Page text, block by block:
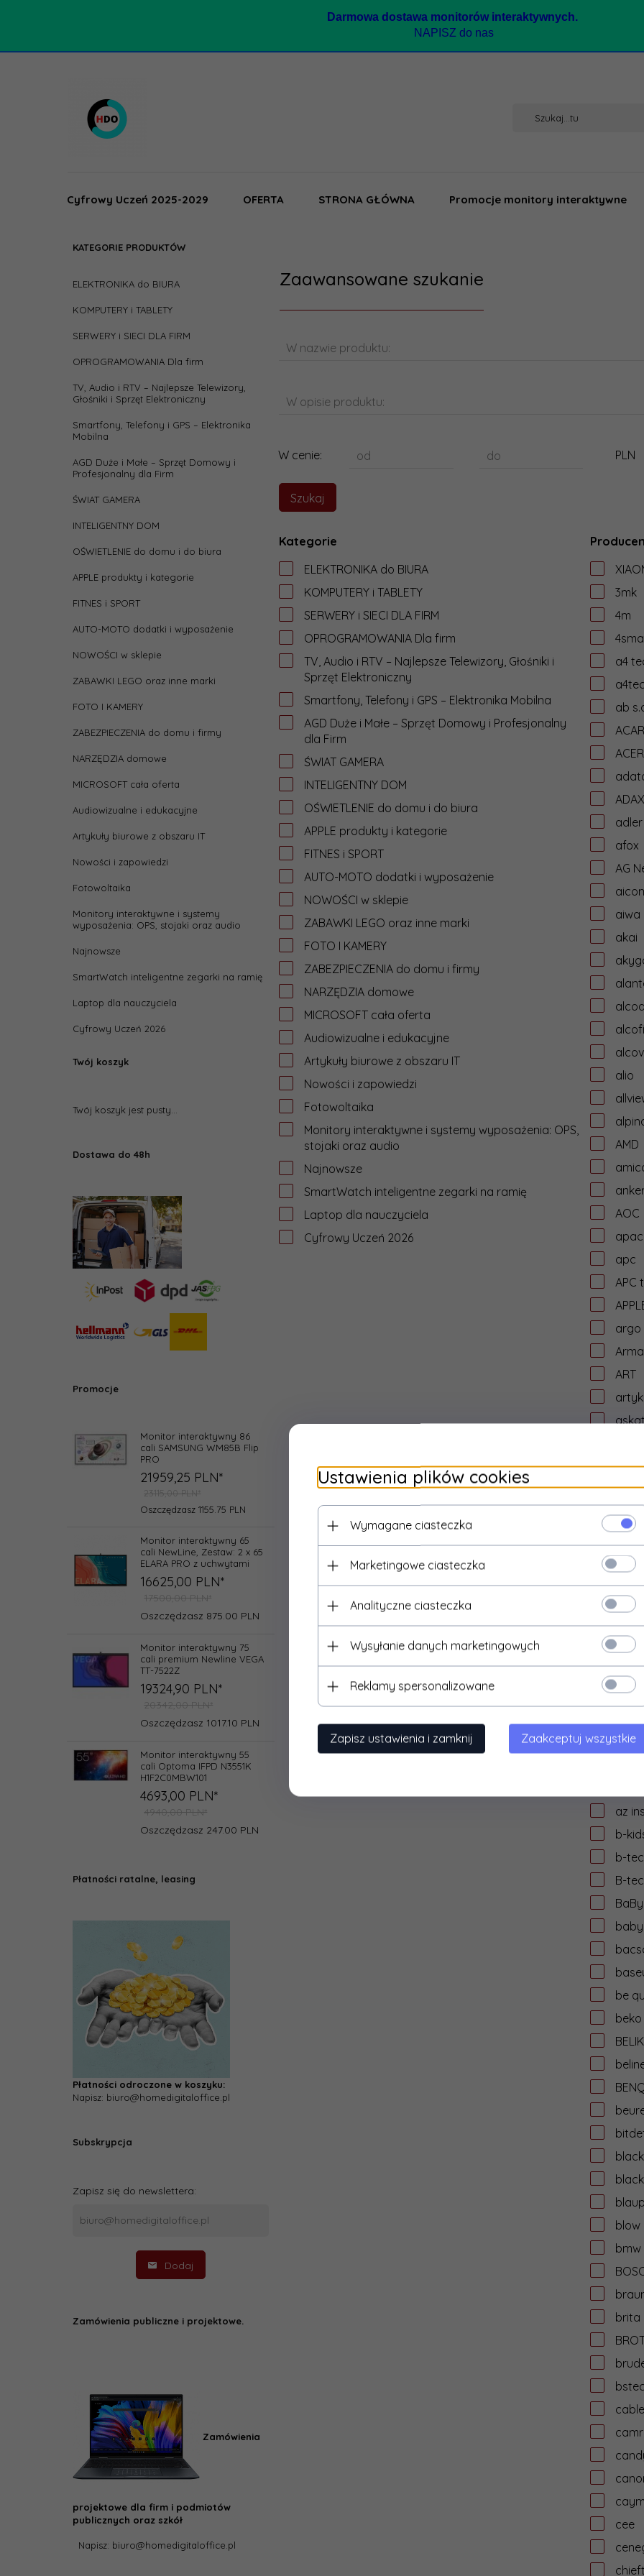
Darmowa dostawa monitorów interaktywnych.
NAPISZ do nas
Cyfrowy Uczeń 2025-2029 OFERTA STRONA GŁÓWNA Promocje monitory interaktywne
KATEGORIE PRODUKTÓW
ELEKTRONIKA do BIURA
KOMPUTERY i TABLETY
SERWERY i SIECI DLA FIRM
OPROGRAMOWANIA Dla firm
TV, Audio i RTV – Najlepsze Telewizory,
Głośniki i Sprzęt Elektroniczny
Smartfony, Telefony i GPS – Elektronika
Mobilna
AGD Duże i Małe – Sprzęt Domowy i
Profesjonalny dla Firm
ŚWIAT GAMERA
INTELIGENTNY DOM
OŚWIETLENIE do domu i do biura
APPLE produkty i kategorie
FITNES i SPORT
AUTO-MOTO dodatki i wyposażenie
NOWOŚCI w sklepie
ZABAWKI LEGO oraz inne marki
FOTO I KAMERY
ZABEZPIECZENIA do domu i firmy
NARZĘDZIA domowe
MICROSOFT cała oferta
Audiowizualne i edukacyjne
Artykuły biurowe z obszaru IT
Nowości i zapowiedzi
Fotowoltaika
Monitory interaktywne i systemy
wyposażenia: OPS, stojaki oraz audio
Najnowsze
SmartWatch inteligentne zegarki na ramię
Laptop dla nauczyciela
Cyfrowy Uczeń 2026
Twój koszyk
Twój koszyk jest pusty...
Dostawa do 48h
Promocje
Monitor interaktywny 86
cali SAMSUNG WM85B Flip
PRO
21959,25 PLN*
23115,00 PLN*
Oszczędzasz 1155.75 PLN
Monitor interaktywny 65
cali NewLine, Zestaw: 2 x 65
ELARA PRO z uchwytami
16625,00 PLN*
17500,00 PLN*
Oszczędzasz 875.00 PLN
Monitor interaktywny 75
cali premium Newline VEGA
TT-7522Z
19324,90 PLN*
20342,00 PLN*
Oszczędzasz 1017.10 PLN
Monitor interaktywny 55
cali Optoma IFPD N3551K
H1F2C0MBW101
4693,00 PLN*
4940,00 PLN*
Oszczędzasz 247.00 PLN
Płatności ratalne, leasing
Płatności odroczone w koszyku:
Napisz: biuro@homedigitaloffice.pl
Subskrypcja
Zapisz się do newslettera:
Dodaj
Zamówienia publiczne i projektowe.
Zamówienia
projektowe dla firm i podmiotów
publicznych oraz szkół
Napisz: biuro@homedigitaloffice.pl
Zaawansowane szukanie
W nazwie produktu:
W opisie produktu:
W cenie: od do PLN
Kategorie
ELEKTRONIKA do BIURA
KOMPUTERY i TABLETY
SERWERY i SIECI DLA FIRM
OPROGRAMOWANIA Dla firm
TV, Audio i RTV – Najlepsze Telewizory, Głośniki i
Sprzęt Elektroniczny
Smartfony, Telefony i GPS – Elektronika Mobilna
AGD Duże i Małe – Sprzęt Domowy i Profesjonalny
dla Firm
ŚWIAT GAMERA
INTELIGENTNY DOM
OŚWIETLENIE do domu i do biura
APPLE produkty i kategorie
FITNES i SPORT
AUTO-MOTO dodatki i wyposażenie
NOWOŚCI w sklepie
ZABAWKI LEGO oraz inne marki
FOTO I KAMERY
ZABEZPIECZENIA do domu i firmy
NARZĘDZIA domowe
MICROSOFT cała oferta
Audiowizualne i edukacyjne
Artykuły biurowe z obszaru IT
Nowości i zapowiedzi
Fotowoltaika
Monitory interaktywne i systemy wyposażenia: OPS,
stojaki oraz audio
Najnowsze
SmartWatch inteligentne zegarki na ramię
Laptop dla nauczyciela
Cyfrowy Uczeń 2026
3mk
4m
a4
ab
ACAR
ACER
ADAX
adler
afox
AG
aiwa
akai
alio
AMD
AOC
apc
APC
argo
ART
artyk
ASUS
ata
aten
aukey
AVer
az
b-
b-
B-
be
beko
blow
bmw
brita
cee
Ustawienia plików cookies
Wymagane ciasteczka
Marketingowe ciasteczka
Analityczne ciasteczka
Wysyłanie danych marketingowych
Reklamy spersonalizowane
Zapisz ustawienia i zamknij Zaakceptuj wszystkie